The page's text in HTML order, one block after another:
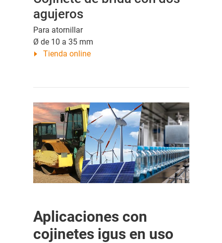
agujeros
Para atornillar
Ø de 10 a 35 mm
Tienda online
Aplicaciones con
cojinetes igus en uso